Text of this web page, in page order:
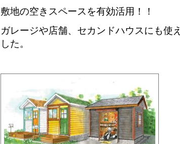
敷地の空きスペースを有効活用！！
ガレージや店舗、セカンドハウスにも使
した。